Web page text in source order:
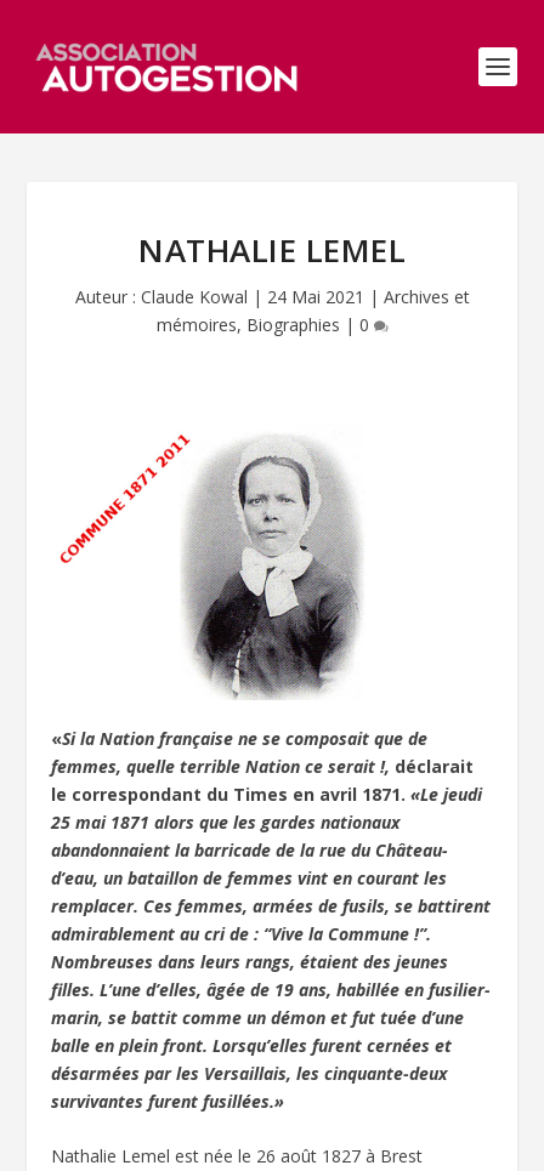
NATHALIE LEMEL
Auteur : Claude Kowal | 24 Mai 2021 | Archives et
mémoires, Biographies | 0
«Si la Nation française ne se composait que de
femmes, quelle terrible Nation ce serait !, déclarait
le correspondant du Times en avril 1871.«Le jeudi
25 mai 1871 alors que les gardes nationaux
abandonnaient la barricade de la rue du Château-
d’eau, un bataillon de femmes vint en courant les
remplacer. Ces femmes, armées de fusils, se battirent
admirablement au cri de : “Vive la Commune !”.
Nombreuses dans leurs rangs, étaient des jeunes
filles. L’une d’elles, âgée de 19 ans, habillée en fusilier-
marin, se battit comme un démon et fut tuée d’une
balle en plein front. Lorsqu’elles furent cernées et
désarmées par les Versaillais, les cinquante-deux
survivantes furent fusillées.»
Nathalie Lemel est née le 26 août 1827 à Brest